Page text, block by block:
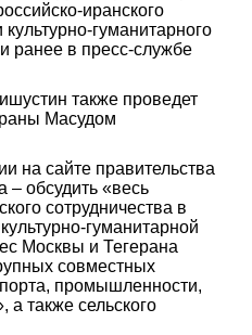
иранского
гуманитарного
ранее в пресс-службе
также проведет
Масудом
на сайте правительства
обсудить «весь
сотрудничества в
гуманитарной
Москвы и Тегерана
совместных
промышленности,
а также сельского